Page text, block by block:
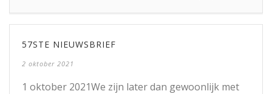
57STE NIEUWSBRIEF
2 oktober 2021
1 oktober 2021We zijn later dan gewoonlijk met